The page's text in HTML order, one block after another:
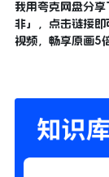
我用夸克网盘分
非」，点击链接即
视频，畅享原画5